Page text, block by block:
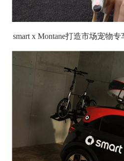
smart x Montane打造市场宠物专